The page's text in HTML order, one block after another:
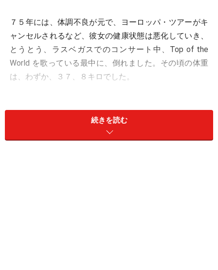
７５年には、体調不良が元で、ヨーロッパ・ツアーがキ
ャンセルされるなど、彼女の健康状態は悪化していき、
とうとう、ラスベガスでのコンサート中、Top of the
World を歌っている最中に、倒れました。その頃の体重
は、わずか、３７、８キロでした。
いることを悟り、医師やカウンセラーを訪れるようにな
続きを読む